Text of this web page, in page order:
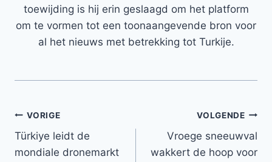
toewijding is hij erin geslaagd om het platform
om te vormen tot een toonaangevende bron voor
al het nieuws met betrekking tot Turkije.
Bericht
navigatie
VORIGE
Türkiye leidt de
mondiale dronemarkt
VOLGENDE
Vroege sneeuwval
wakkert de hoop voor